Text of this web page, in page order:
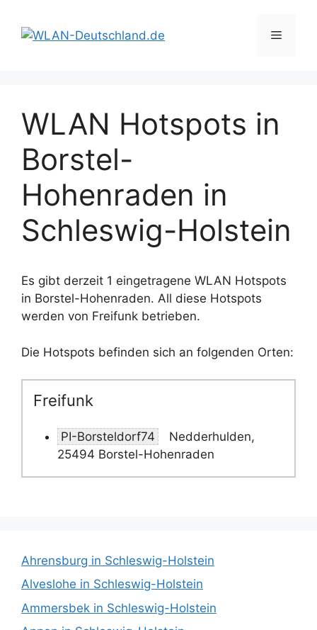
Inhalt
springen
Menü
WLAN Hotspots in
Borstel-
Hohenraden in
Schleswig-Holstein
Es gibt derzeit 1 eingetragene WLAN Hotspots
in Borstel-Hohenraden. All diese Hotspots
werden von Freifunk betrieben.
Die Hotspots befinden sich an folgenden Orten:
Freifunk
PI-Borsteldorf74
Nedderhulden,
25494 Borstel-Hohenraden
Ahrensburg in Schleswig-Holstein
Alveslohe in Schleswig-Holstein
Ammersbek in Schleswig-Holstein